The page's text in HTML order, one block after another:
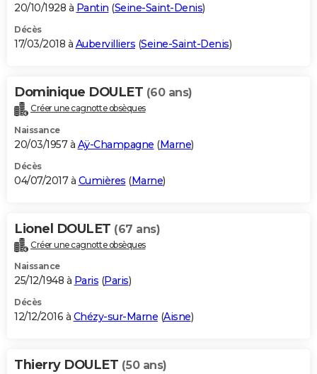
20/10/1928 à Pantin (Seine-Saint-Denis)
Décès
17/03/2018 à Aubervilliers (Seine-Saint-Denis)
Dominique DOULET (60 ans)
Créer une cagnotte obsèques
Naissance
20/03/1957 à Aÿ-Champagne (Marne)
Décès
04/07/2017 à Cumières (Marne)
Lionel DOULET (67 ans)
Créer une cagnotte obsèques
Naissance
25/12/1948 à Paris (Paris)
Décès
12/12/2016 à Chézy-sur-Marne (Aisne)
Thierry DOULET (50 ans)